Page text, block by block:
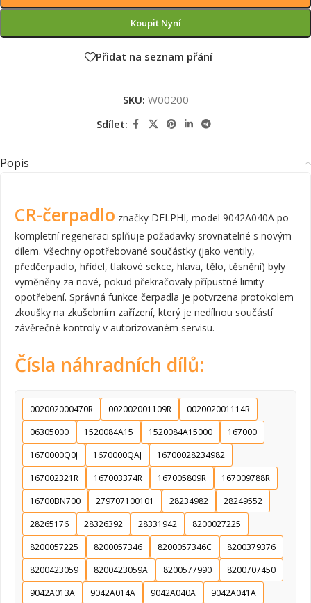
Koupit Nyní
Přidat na seznam přání
SKU: W00200
Sdílet:
Popis
CR-čerpadlo značky DELPHI, model 9042A040A po
kompletní regeneraci splňuje požadavky srovnatelné s novým
dílem. Všechny opotřebované součástky (jako ventily,
předčerpadlo, hřídel, tlakové sekce, hlava, tělo, těsnění) byly
vyměněny za nové, pokud překračovaly přípustné limity
opotřebení. Správná funkce čerpadla je potvrzena protokolem
zkoušky na zkušebním zařízení, který je nedílnou součástí
závěrečné kontroly v autorizovaném servisu.
Čísla náhradních dílů:
002002000470R 002002001109R
002002001114R
06305000
1520084A15 1520084A15000
167000
1670000Q0J
1670000QAJ
16700028234982
167002321R
167003374R 167005809R
167009788R
16700BN700
279707100101 28234982
28249552
28265176
28326392 28331942
8200027225
8200057225
8200057346 8200057346C
8200379376
8200423059
8200423059A 8200577990
8200707450
9042A013A
9042A014A 9042A040A
9042A041A